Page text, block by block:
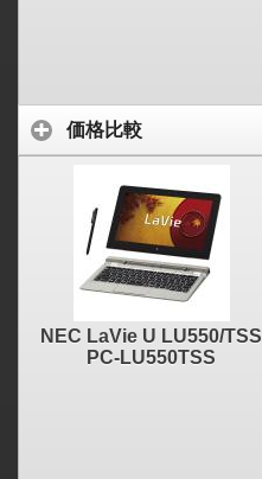
価格比較
NEC LaVie U LU550/TSS
PC-LU550TSS